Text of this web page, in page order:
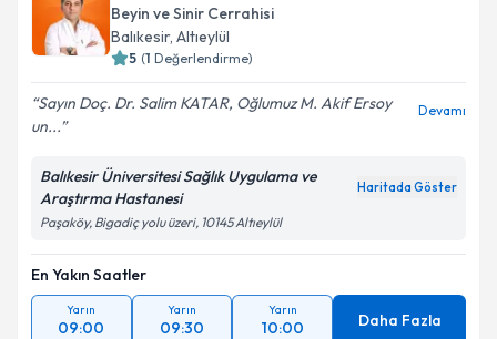
Beyin ve Sinir Cerrahisi
Balıkesir, Altıeylül
5 (1 Değerlendirme)
Sayın Doç. Dr. Salim KATAR, Oğlumuz M. Akif Ersoy
un...
Devamı
Balıkesir Üniversitesi Sağlık Uygulama ve
Araştırma Hastanesi
Haritada Göster
Paşaköy, Bigadiç yolu üzeri, 10145 Altıeylül
En Yakın Saatler
Yarın
09:00
Yarın
09:30
Yarın
10:00 Daha Fazla